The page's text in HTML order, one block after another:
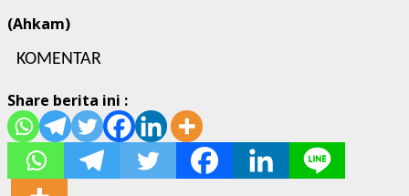
(Ahkam)
KOMENTAR
Share berita ini :